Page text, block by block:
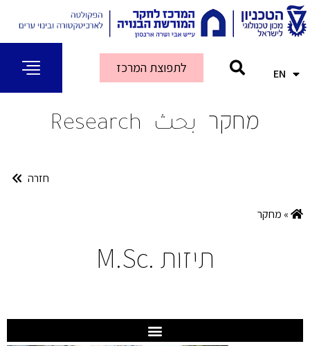
EN
AR לתפוצת המרכז
מחקר بحث Research
» מחקר
חזרה
תיזות .M.Sc